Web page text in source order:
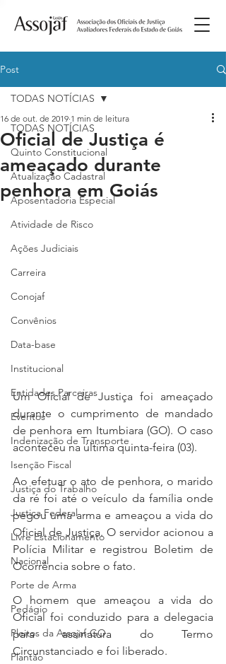
Post
TODAS NOTÍCIAS
Quinto Constitucional
Atualização Cadastral
Aposentadoria Especial
Atividade de Risco
Ações Judiciais
Carreira
Conojaf
Convênios
Data-base
Institucional
Entidades Parceiras
Eventos
Indenização de Transporte
Isenção Fiscal
Justiça do Trabalho
Justiça Federal
Livre Estacionamento
Nacional
Porte de Arma
Pedágio
Pleitos da Assojaf-GO
Plantão
TODAS NOTÍCIAS
Oficial de Justiça é
ameaçado durante
penhora em Goiás
16 de out. de 2019 1 min de leitura
Um Oficial de Justiça foi ameaçado
durante o cumprimento de mandado
de penhora em Itumbiara (GO). O caso
aconteceu na última quinta-feira (03).
Ao efetuar o ato de penhora, o marido
da ré foi até o veículo da família onde
pegou uma arma e ameaçou a vida do
Oficial de Justiça. O servidor acionou a
Polícia Militar e registrou Boletim de
Ocorrência sobre o fato.
O homem que ameaçou a vida do
Oficial foi conduzido para a delegacia
para assinatura do Termo
Circunstanciado e foi liberado.